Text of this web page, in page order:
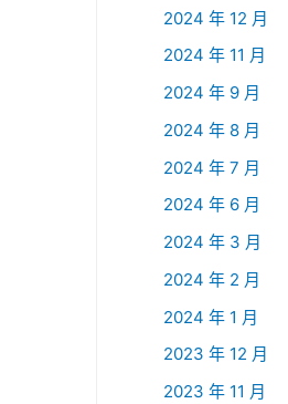
2024 年 12 月
2024 年 11 月
2024 年 9 月
2024 年 8 月
2024 年 7 月
2024 年 6 月
2024 年 3 月
2024 年 2 月
2024 年 1 月
2023 年 12 月
2023 年 11 月